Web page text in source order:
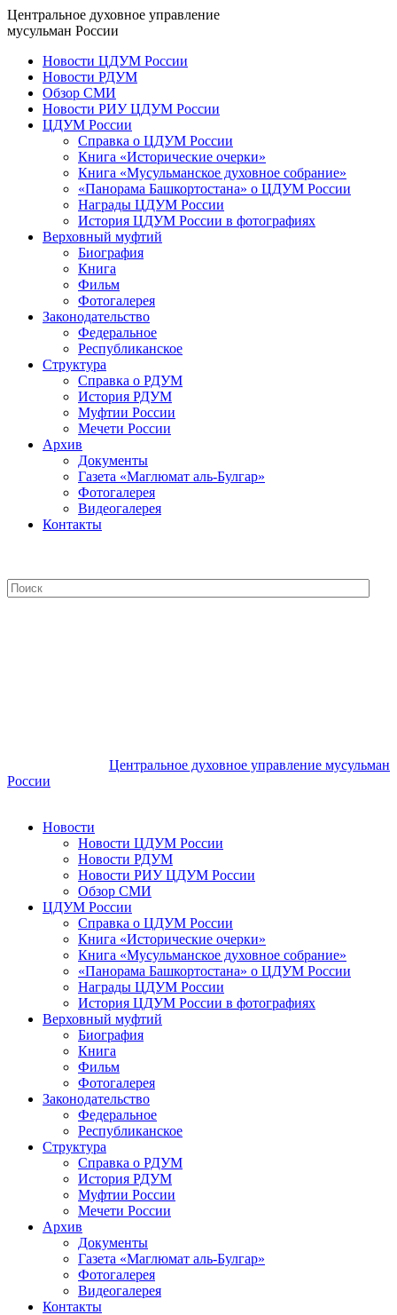
Центральное духовное управление
мусульман России
Новости ЦДУМ России
Новости РДУМ
Обзор СМИ
Новости РИУ ЦДУМ России
ЦДУМ России
Справка о ЦДУМ России
Книга «Исторические очерки»
Книга «Мусульманское духовное собрание»
«Панорама Башкортостана» о ЦДУМ России
Награды ЦДУМ России
История ЦДУМ России в фотографиях
Верховный муфтий
Биография
Книга
Фильм
Фотогалерея
Законодательство
Федеральное
Республиканское
Структура
Справка о РДУМ
История РДУМ
Муфтии России
Мечети России
Архив
Документы
Газета «Маглюмат аль-Булгар»
Фотогалерея
Видеогалерея
Контакты
Центральное духовное управление мусульман
России
Новости
Новости ЦДУМ России
Новости РДУМ
Новости РИУ ЦДУМ России
Обзор СМИ
ЦДУМ России
Справка о ЦДУМ России
Книга «Исторические очерки»
Книга «Мусульманское духовное собрание»
«Панорама Башкортостана» о ЦДУМ России
Награды ЦДУМ России
История ЦДУМ России в фотографиях
Верховный муфтий
Биография
Книга
Фильм
Фотогалерея
Законодательство
Федеральное
Республиканское
Структура
Справка о РДУМ
История РДУМ
Муфтии России
Мечети России
Архив
Документы
Газета «Маглюмат аль-Булгар»
Фотогалерея
Видеогалерея
Контакты